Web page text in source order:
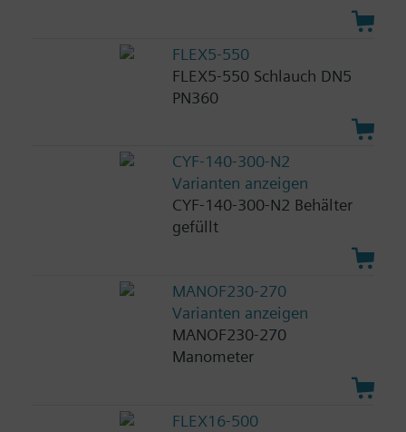
FLEX5-550
FLEX5-550 Schlauch DN5
PN360
CYF-140-300-N2
Varianten anzeigen
CYF-140-300-N2 Behälter
gefüllt
MANOF230-270
Varianten anzeigen
MANOF230-270
Manometer
FLEX16-500